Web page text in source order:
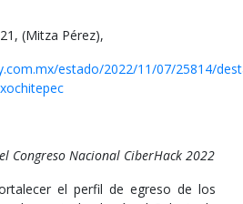
(Mitza Pérez),
estado/2022/11/07/25814/
Congreso Nacional CiberHack 2022
el perfil de egreso de los